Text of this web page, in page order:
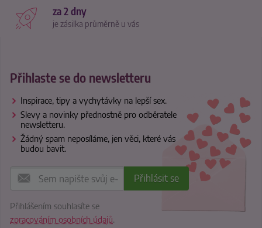
za 2 dny
je zásilka průměrně u vás
Přihlaste se do newsletteru
Inspirace, tipy a vychytávky na lepší sex.
Slevy a novinky přednostně pro odběratele
newsletteru.
Žádný spam neposíláme, jen věci, které vás
budou bavit.
Přihlášením souhlasíte se
zpracováním osobních údajů.